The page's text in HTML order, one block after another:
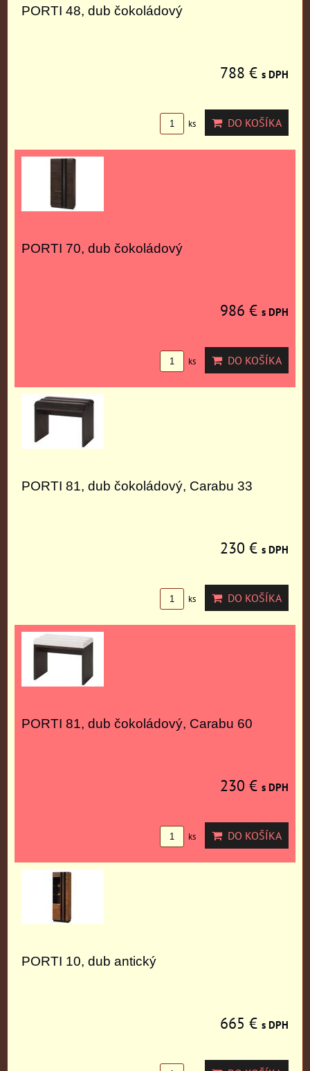
PORTI 48, dub čokoládový
788 € s DPH
ks DO KOŠÍKA
PORTI 70, dub čokoládový
986 € s DPH
ks DO KOŠÍKA
PORTI 81, dub čokoládový, Carabu 33
230 € s DPH
ks DO KOŠÍKA
PORTI 81, dub čokoládový, Carabu 60
230 € s DPH
ks DO KOŠÍKA
PORTI 10, dub antický
665 € s DPH